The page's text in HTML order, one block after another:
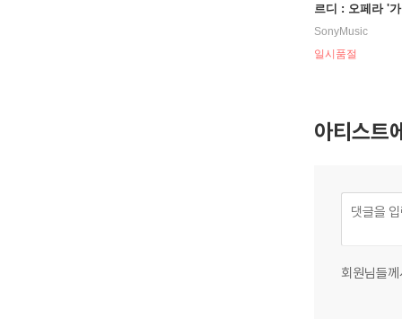
르디 : 오페라 '
회' (Verdi: Un
SonyMusic
일시품절
아티스트
회원님들